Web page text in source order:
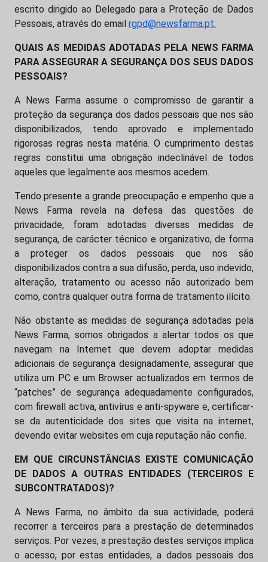
escrito dirigido ao Delegado para a Proteção de Dados
Pessoais, através do email rgpd@newsfarma.pt.
QUAIS AS MEDIDAS ADOTADAS PELA NEWS FARMA
PARA ASSEGURAR A SEGURANÇA DOS SEUS DADOS
PESSOAIS?
A News Farma assume o compromisso de garantir a
proteção da segurança dos dados pessoais que nos são
disponibilizados, tendo aprovado e implementado
rigorosas regras nesta matéria. O cumprimento destas
regras constitui uma obrigação indeclinável de todos
aqueles que legalmente aos mesmos acedem.
Tendo presente a grande preocupação e empenho que a
News Farma revela na defesa das questões de
privacidade, foram adotadas diversas medidas de
segurança, de carácter técnico e organizativo, de forma
a proteger os dados pessoais que nos são
disponibilizados contra a sua difusão, perda, uso indevido,
alteração, tratamento ou acesso não autorizado bem
como, contra qualquer outra forma de tratamento ilícito.
Não obstante as medidas de segurança adotadas pela
News Farma, somos obrigados a alertar todos os que
navegam na Internet que devem adoptar medidas
adicionais de segurança designadamente, assegurar que
utiliza um PC e um Browser actualizados em termos de
“patches” de segurança adequadamente configurados,
com firewall activa, antivírus e anti-spyware e, certificar-
se da autenticidade dos sites que visita na internet,
devendo evitar websites em cuja reputação não confie.
EM QUE CIRCUNSTÂNCIAS EXISTE COMUNICAÇÃO
DE DADOS A OUTRAS ENTIDADES (TERCEIROS E
SUBCONTRATADOS)?
A News Farma, no âmbito da sua actividade, poderá
recorrer a terceiros para a prestação de determinados
serviços. Por vezes, a prestação destes serviços implica
o acesso, por estas entidades, a dados pessoais dos